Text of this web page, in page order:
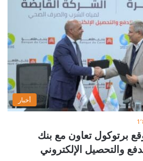
أخبار
برتوكول تعاون مع بنك
والتحصيل الإلكتروني